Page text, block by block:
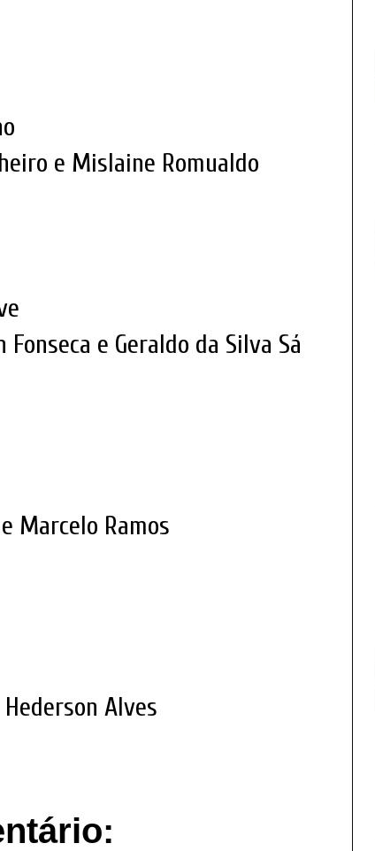
e Mislaine Romualdo
e Geraldo da Silva Sá
Marcelo Ramos
Alves